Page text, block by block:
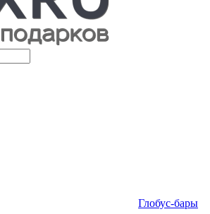
Глобус-бары